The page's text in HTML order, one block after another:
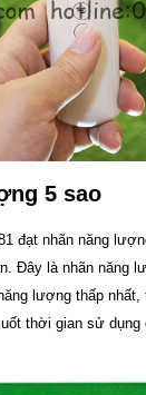
5 sao
đạt nhãn năng
Đây là nhãn năng
lượng thấp
thời gian sử dụng